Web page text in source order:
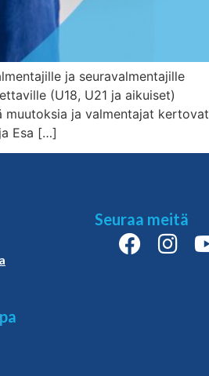
ja seuravalmentajille
(U18, U21 ja aikuiset)
muutoksia ja valmentajat kertovat
Esa […]
Seuraa meitä